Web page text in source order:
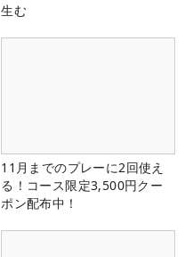
生む
11月までのプレーに2回使え
る！コース限定3,500円クー
ポン配布中！